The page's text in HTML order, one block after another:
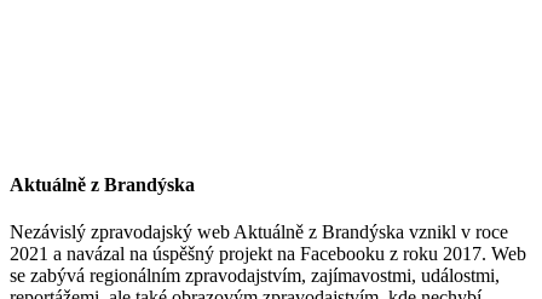
Aktuálně z Brandýska
Nezávislý zpravodajský web Aktuálně z Brandýska vznikl v roce
2021 a navázal na úspěšný projekt na Facebooku z roku 2017. Web
se zabývá regionálním zpravodajstvím, zajímavostmi, událostmi,